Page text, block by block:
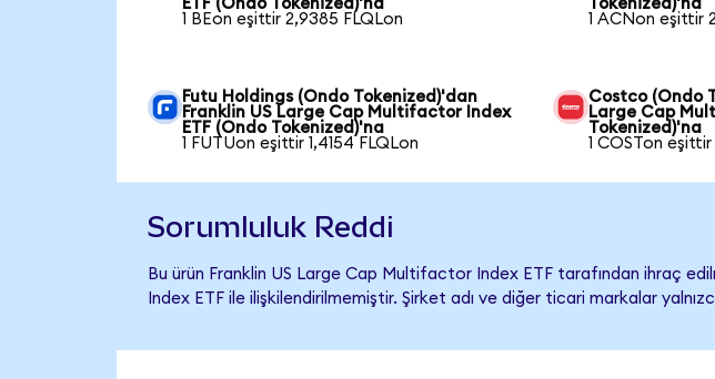
ETF (Ondo Tokenized)'na
1 BEon eşittir 2,9385 FLQLon
Tokenized)'na
1 ACNon eşittir
Futu Holdings (Ondo Tokenized)'dan
Franklin US Large Cap Multifactor Index
ETF (Ondo Tokenized)'na
1 FUTUon eşittir 1,4154 FLQLon
Costco (Ondo
Large Cap
Tokenized)'na
1 COSTon eşittir
Sorumluluk Reddi
Bu ürün Franklin US Large Cap Multifactor Index ETF tarafından ihraç
Index ETF ile ilişkilendirilmemiştir. Şirket adı ve diğer ticari markalar